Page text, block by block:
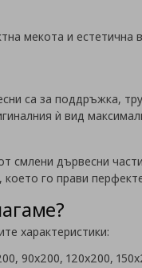
мекота и
са за поддръжка,
ѝ вид
смлени дървесни
го прави
характеристики:
90х200, 120х200,